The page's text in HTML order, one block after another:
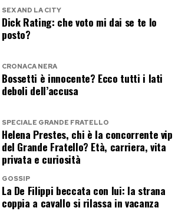
indiscrezioni
che l’attenzione resti
sul lavoro.
internazionale e una
sotto i riflettori
conquistato con
Michele Morrone in uno
più conosciuti all’estero,
anche un’attenzione
vita personale.
SEX AND LA CITY
Dick Rating: che voto mi dai se te lo
posto?
CRONACA NERA
Bossetti è innocente? Ecco tutti i lati
deboli dell’accusa
SPECIALE GRANDE FRATELLO
Helena Prestes, chi è la concorrente vip
del Grande Fratello? Età, carriera, vita
privata e curiosità
GOSSIP
La De Filippi beccata con lui: la strana
coppia a cavallo si rilassa in vacanza